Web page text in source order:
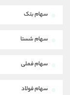
سهام بتک
سهام شستا
سهام فملی
سهام فولاد